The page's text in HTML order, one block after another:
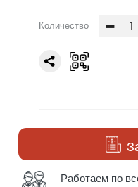
Количество -
Работаем по